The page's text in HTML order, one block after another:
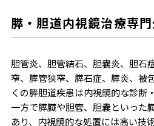
膵・胆道内視鏡治療専
胆管炎、胆管結石、胆嚢炎、胆石
窄、膵管狭窄、膵石症、膵炎、被
くの膵胆道疾患は内視鏡的な診断
一方で膵臓や胆管、胆嚢といった
あり、内視鏡的な処置には高い技